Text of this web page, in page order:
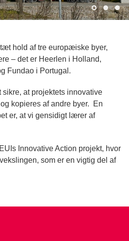
hold af tre europæiske byer,
– det er Heerlen i Holland,
Fundao i Portugal.
sikre, at projektets innovative
kopieres af andre byer. En
er, at vi gensidigt lærer af
Innovative Action projekt, hvor
som er en vigtig del af